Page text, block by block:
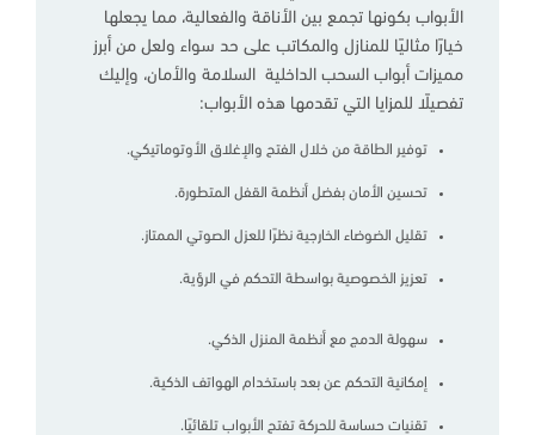
الأبواب بكونها تجمع بين الأناقة والفعالية، مما يجعلها
خيارًا مثاليًا للمنازل والمكاتب على حد سواء ولعل من أبرز
مميزات أبواب السحب الداخلية السلامة والأمان، وإليك
تفصيلًا للمزايا التي تقدمها هذه الأبواب:
توفير الطاقة من خلال الفتح والإغلاق الأوتوماتيكي.
تحسين الأمان بفضل أنظمة القفل المتطورة.
تقليل الضوضاء الخارجية نظرًا للعزل الصوتي الممتاز.
تعزيز الخصوصية بواسطة التحكم في الرؤية.
سهولة الدمج مع أنظمة المنزل الذكي.
إمكانية التحكم عن بعد باستخدام الهواتف الذكية.
تقنيات حساسة للحركة تفتح الأبواب تلقائيًا.